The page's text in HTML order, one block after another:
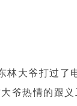
林大爷打过了
爷热情的跟